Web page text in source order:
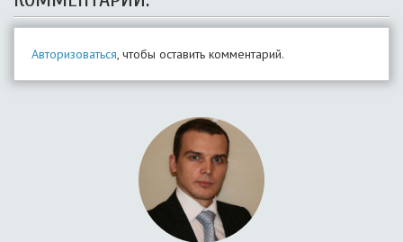
Авторизоваться, чтобы оставить комментарий.